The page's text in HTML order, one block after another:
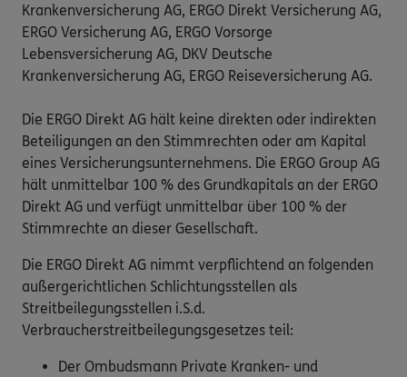
Krankenversicherung AG, ERGO Direkt Versicherung AG,
ERGO Versicherung AG, ERGO Vorsorge
Lebensversicherung AG, DKV Deutsche
Krankenversicherung AG, ERGO Reiseversicherung AG.
Die ERGO Direkt AG hält keine direkten oder indirekten
Beteiligungen an den Stimmrechten oder am Kapital
eines Versicherungsunternehmens. Die ERGO Group AG
hält unmittelbar 100 % des Grundkapitals an der ERGO
Direkt AG und verfügt unmittelbar über 100 % der
Stimmrechte an dieser Gesellschaft.
Die ERGO Direkt AG nimmt verpflichtend an folgenden
außergerichtlichen Schlichtungsstellen als
Streitbeilegungsstellen i.S.d.
Verbraucherstreitbeilegungsgesetzes teil:
Der Ombudsmann Private Kranken- und